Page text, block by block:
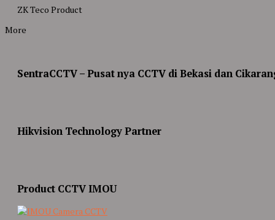
ZK Teco Product
More
SentraCCTV – Pusat nya CCTV di Bekasi dan
Hikvision Technology Partner
Product CCTV IMOU